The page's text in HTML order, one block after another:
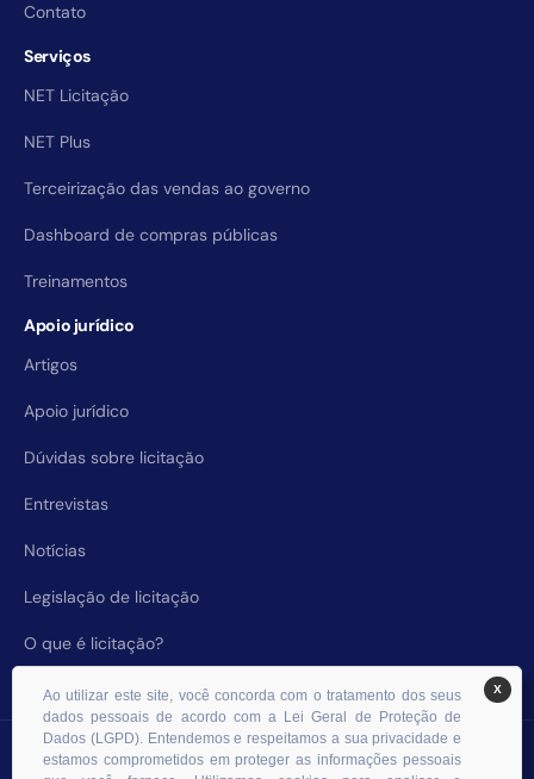
Contato
Serviços
NET Licitação
NET Plus
Terceirização das vendas ao governo
Dashboard de compras públicas
Treinamentos
Apoio jurídico
Artigos
Apoio jurídico
Dúvidas sobre licitação
Entrevistas
Notícias
Legislação de licitação
O que é licitação?
© 2026 RHS Licitações. Todos os direitos reservados.
X
Ao utilizar este site, você concorda com o tratamento dos seus
dados pessoais de acordo com a Lei Geral de Proteção de
Dados (LGPD). Entendemos e respeitamos a sua privacidade e
estamos comprometidos em proteger as informações pessoais